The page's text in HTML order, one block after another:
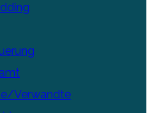
Verwandte